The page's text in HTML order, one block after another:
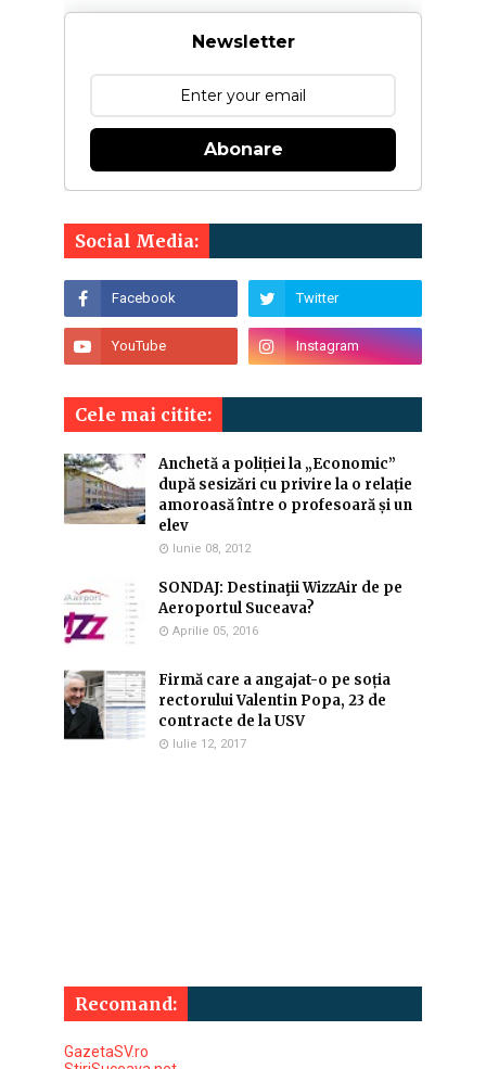
Newsletter
Abonare
Social Media:
Cele mai citite:
Anchetă a poliției la „Economic”
după sesizări cu privire la o relație
amoroasă între o profesoară și un
elev
Iunie 08, 2012
SONDAJ: Destinaţii WizzAir de pe
Aeroportul Suceava?
Aprilie 05, 2016
Firmă care a angajat-o pe soția
rectorului Valentin Popa, 23 de
contracte de la USV
Iulie 12, 2017
Recomand:
GazetaSV.ro